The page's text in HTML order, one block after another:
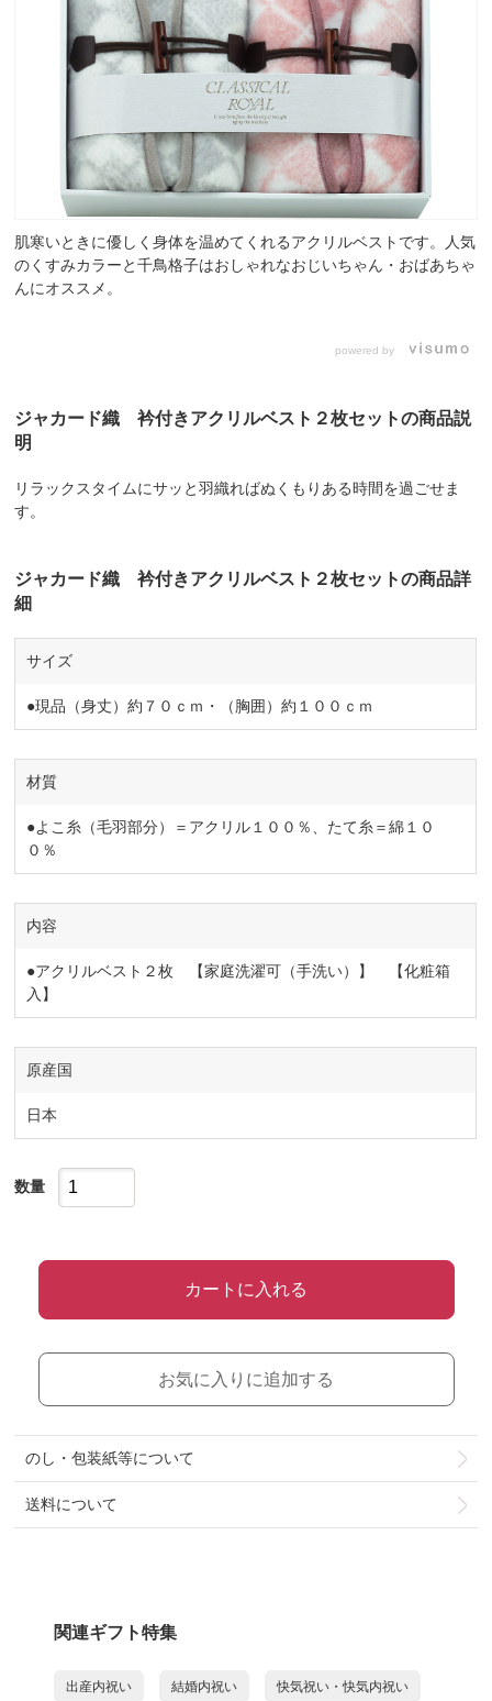
肌寒いときに優しく身体を温めてくれるアクリルベストです。人気
のくすみカラーと千鳥格子はおしゃれなおじいちゃん・おばあちゃ
んにオススメ。
powered by
ジャカード織 衿付きアクリルベスト２枚セットの商品説
明
リラックスタイムにサッと羽織ればぬくもりある時間を過ごせま
す。
ジャカード織 衿付きアクリルベスト２枚セットの商品詳
細
サイズ
●現品（身丈）約７０ｃｍ・（胸囲）約１００ｃｍ
材質
●よこ糸（毛羽部分）＝アクリル１００％、たて糸＝綿１０
０％
内容
●アクリルベスト２枚 【家庭洗濯可（手洗い）】 【化粧箱
入】
原産国
日本
数量
カートに入れる
お気に入りに追加する
のし・包装紙等について
送料について
関連ギフト特集
出産内祝い 結婚内祝い 快気祝い・快気内祝い